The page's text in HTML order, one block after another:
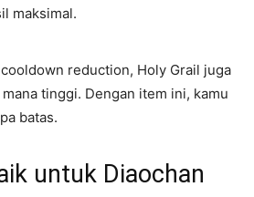
maksimal.
reduction, Holy Grail juga
tinggi. Dengan item ini, kamu
batas.
untuk Diaochan